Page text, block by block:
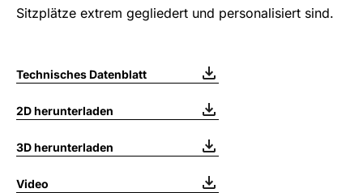
Sitzplätze extrem gegliedert und personalisiert sind.
Technisches Datenblatt
2D herunterladen
3D herunterladen
Video